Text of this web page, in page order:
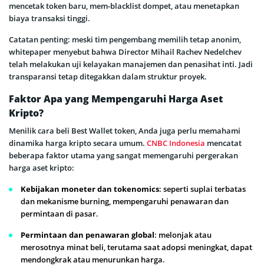
mencetak token baru, mem-blacklist dompet, atau menetapkan
biaya transaksi tinggi.
Catatan penting: meski tim pengembang memilih tetap anonim,
whitepaper menyebut bahwa Director Mihail Rachev Nedelchev
telah melakukan uji kelayakan manajemen dan penasihat inti. Jadi
transparansi tetap ditegakkan dalam struktur proyek.
Faktor Apa yang Mempengaruhi Harga Aset
Kripto?
Menilik cara beli Best Wallet token, Anda juga perlu memahami
dinamika harga kripto secara umum. CNBC Indonesia mencatat
beberapa faktor utama yang sangat memengaruhi pergerakan
harga aset kripto:
Kebijakan moneter dan tokenomics: seperti suplai terbatas
dan mekanisme burning, mempengaruhi penawaran dan
permintaan di pasar.
Permintaan dan penawaran global: melonjak atau
merosotnya minat beli, terutama saat adopsi meningkat, dapat
mendongkrak atau menurunkan harga.